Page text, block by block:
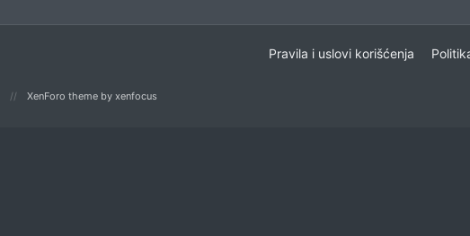
Pravila i uslovi korišćenja
XenForo theme by xenfocus